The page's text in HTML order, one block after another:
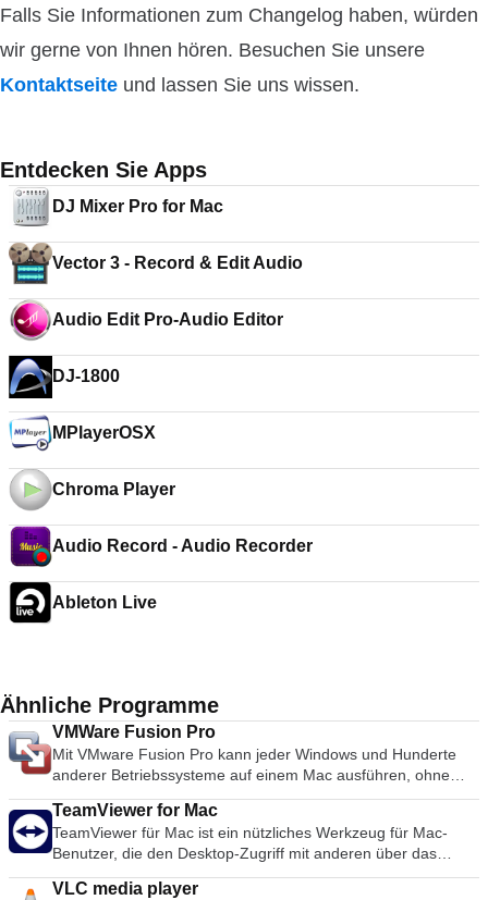
Falls Sie Informationen zum Changelog haben, würden
wir gerne von Ihnen hören. Besuchen Sie unsere
Kontaktseite und lassen Sie uns wissen.
Entdecken Sie Apps
DJ Mixer Pro for Mac
Vector 3 - Record & Edit Audio
Audio Edit Pro-Audio Editor
DJ-1800
MPlayerOSX
Chroma Player
Audio Record - Audio Recorder
Ableton Live
Ähnliche Programme
VMWare Fusion Pro
Mit VMware Fusion Pro kann jeder Windows und Hunderte
anderer Betriebssysteme auf einem Mac ausführen, ohne
dass ein Neustart erforderlich ist. Die Anwendung ist einfach
genug für neue Benutzer und dennoch leistungsstark genug
für IT-Experten, Entwickler und Unternehmen. Zu den
wichtigsten Merkmalen gehören: MacOS sierra-fähig Mit
VMware Fusion Pro können Sie virtuelle Maschinen auf Macs
TeamViewer for Mac
TeamViewer für Mac ist ein nützliches Werkzeug für Mac-
Benutzer, die den Desktop-Zugriff mit anderen über das
Internet teilen möchten. Früher ein Werkzeug, das
hauptsächlich von Technikern zur Behebung von Problemen
VLC media player